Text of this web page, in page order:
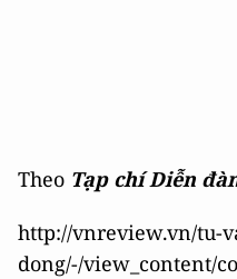
Theo Tạp chí Diễn
http://vnreview.vn/tu-
dong/-/view_content/